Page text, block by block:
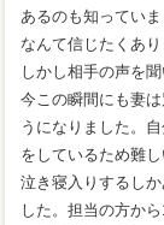
あるのも知ってい
なんて信じたくあ
しかし相手の声を
今この瞬間にも妻
うになりました。
をしているため難
泣き寝入りするし
した。担当の方か